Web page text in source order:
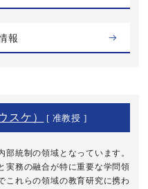
報
ケ） [ 准教授 ]
統制の領域となっています。
実務の融合が特に重要な学問領
これらの領域の教育研究に携わ